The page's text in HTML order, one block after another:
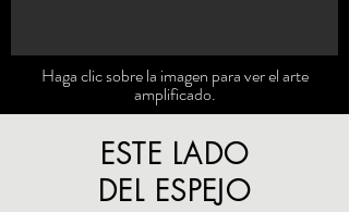
Haga clic sobre la imagen para ver el arte
amplificado.
ESTE LADO
DEL ESPEJO